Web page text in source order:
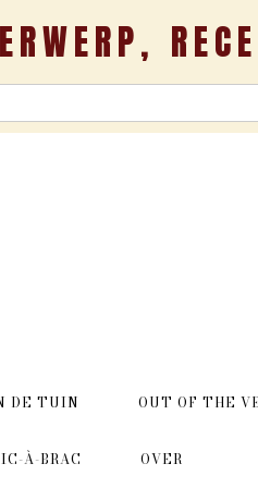
DE TUIN OUT OF THE
À-BRAC OVER